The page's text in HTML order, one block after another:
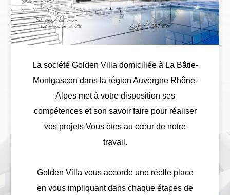
La société Golden Villa domiciliée à La Bâtie-
Montgascon dans la région Auvergne Rhône-
Alpes met à votre disposition ses
compétences et son savoir faire pour réaliser
vos projets Vous êtes au cœur de notre
travail.
Golden Villa vous accorde une réelle place
en vous impliquant dans chaque étapes de